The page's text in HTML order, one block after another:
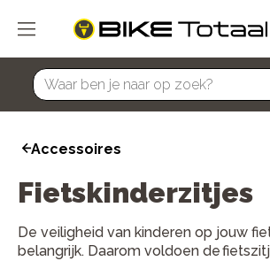
home
Accessoires
Fietskinderzitjes
De veiligheid van kinderen op jouw
belangrijk. Daarom voldoen de